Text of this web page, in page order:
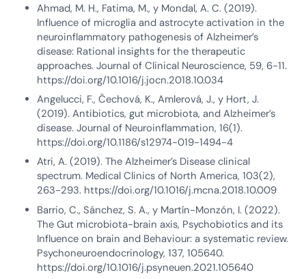
Ahmad, M. H., Fatima, M., y Mondal, A. C. (2019).
Influence of microglia and astrocyte activation in the
neuroinflammatory pathogenesis of Alzheimer’s
disease: Rational insights for the therapeutic
approaches. Journal of Clinical Neuroscience, 59, 6-11.
https://doi.org/10.1016/j.jocn.2018.10.034
Angelucci, F., Čechová, K., Amlerová, J., y Hort, J.
(2019). Antibiotics, gut microbiota, and Alzheimer’s
disease. Journal of Neuroinflammation, 16(1).
https://doi.org/10.1186/s12974-019-1494-4
Atri, A. (2019). The Alzheimer’s Disease clinical
spectrum. Medical Clinics of North America, 103(2),
263-293. https://doi.org/10.1016/j.mcna.2018.10.009
Barrio, C., Sánchez, S. A., y Martín-Monzón, I. (2022).
The Gut microbiota-brain axis, Psychobiotics and its
Influence on brain and Behaviour: a systematic review.
Psychoneuroendocrinology, 137, 105640.
https://doi.org/10.1016/j.psyneuen.2021.105640